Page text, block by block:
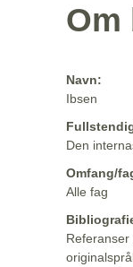
Om
Navn:
Ibsen
Den
Omfang/
Alle fag